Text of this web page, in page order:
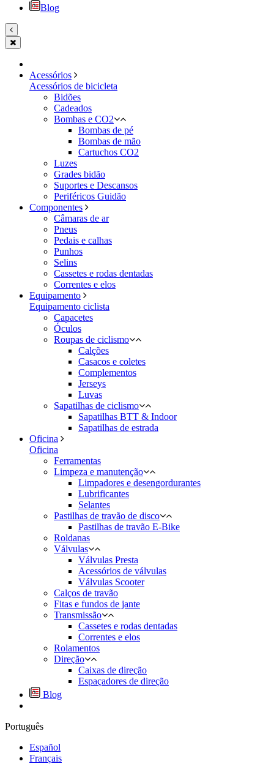
Blog
Acessórios
Acessórios de bicicleta
Bidões
Cadeados
Bombas e CO2
Bombas de pé
Bombas de mão
Cartuchos CO2
Luzes
Grades bidão
Suportes e Descansos
Periféricos Guidão
Componentes
Câmaras de ar
Pneus
Pedais e calhas
Punhos
Selins
Cassetes e rodas dentadas
Correntes e elos
Equipamento
Equipamento ciclista
Capacetes
Óculos
Roupas de ciclismo
Calções
Casacos e coletes
Complementos
Jerseys
Luvas
Sapatilhas de ciclismo
Sapatilhas BTT & Indoor
Sapatilhas de estrada
Oficina
Oficina
Ferramentas
Limpeza e manutenção
Limpadores e desengordurantes
Lubrificantes
Selantes
Pastilhas de travão de disco
Pastilhas de travão E-Bike
Roldanas
Válvulas
Válvulas Presta
Acessórios de válvulas
Válvulas Scooter
Calços de travão
Fitas e fundos de jante
Transmissão
Cassetes e rodas dentadas
Correntes e elos
Rolamentos
Direção
Caixas de direção
Espaçadores de direção
Blog
Português
Español
Français